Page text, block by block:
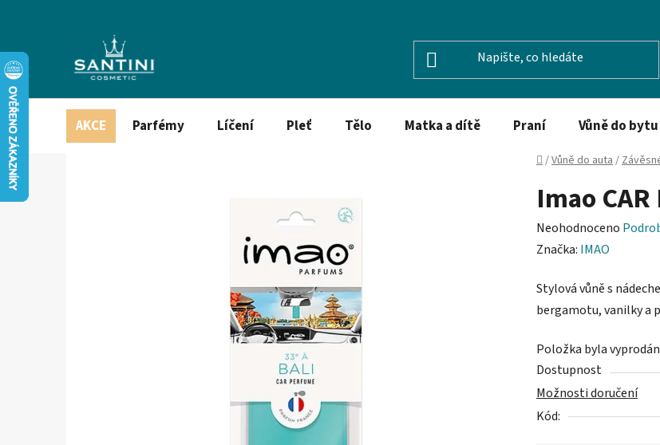
AKCE Parfémy Líčení Pleť Tělo Matka a dítě Praní Vůně do bytu
Domů
/Vůně do auta/
Imao
Průměrné
hodnocení
je
0,0
5
hvězdiček.
Neohodnoceno
Značka: IMAO
Stylová vůně s
bergamotu, vanilky a
Položka byla
Dostupnost
Možnosti doručení
Kód: